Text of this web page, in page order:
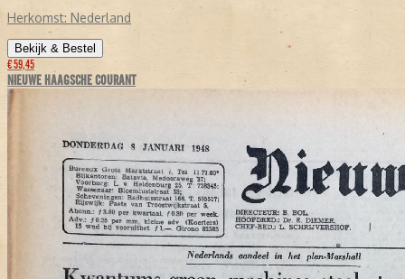
Herkomst: Nederland
Bekijk & Bestel
€ 59,45
NIEUWE HAAGSCHE COURANT